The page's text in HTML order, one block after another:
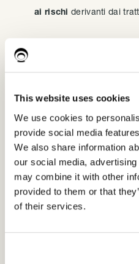
This website uses cookies
We use cookies to
provide social media
We also share information
our social media,
may combine it with other
provided to them or that
of their services.
ai rischi derivanti dai
Come mappare la
Il titolare del trattamento deve
i relativi accordi e le nomine
trattamento.
Gli scopi principali di questo
Chiarire per quali finalità